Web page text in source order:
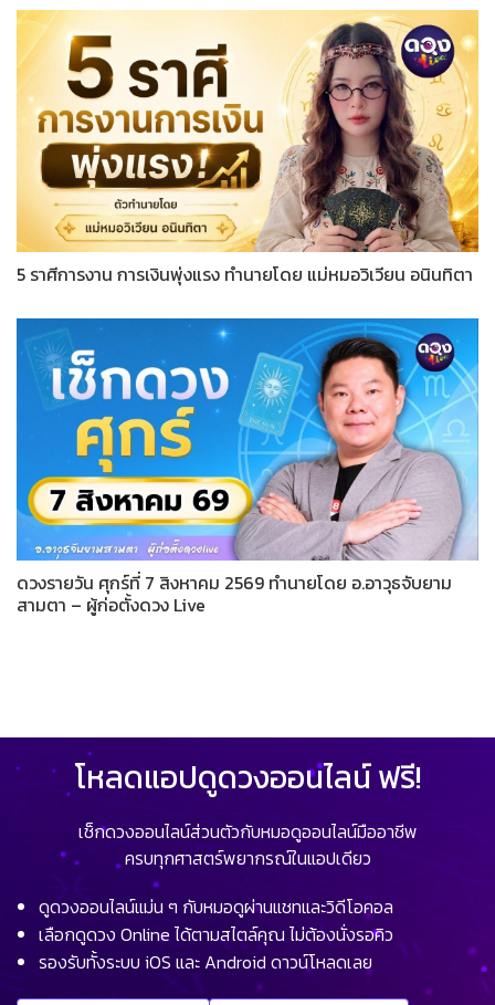
5 ราศีการงาน การเงินพุ่งแรง ทำนายโดย แม่หมอวิเวียน อนินทิตา
ดวงรายวัน ศุกร์ที่ 7 สิงหาคม 2569 ทำนายโดย อ.อาวุธจับยาม
สามตา – ผู้ก่อตั้งดวง Live
โหลดแอปดูดวงออนไลน์ ฟรี!
เช็กดวงออนไลน์ส่วนตัวกับหมอดูออนไลน์มืออาชีพ
ครบทุกศาสตร์พยากรณ์ในแอปเดียว
ดูดวงออนไลน์แม่น ๆ กับหมอดูผ่านแชทและวิดีโอคอล
เลือกดูดวง Online ได้ตามสไตล์คุณ ไม่ต้องนั่งรอคิว
รองรับทั้งระบบ iOS และ Android ดาวน์โหลดเลย